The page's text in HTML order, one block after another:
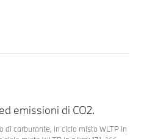
emissioni di CO2.
di carburante, in ciclo misto WLTP in